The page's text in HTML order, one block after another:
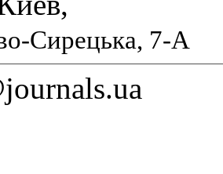
Сирецька, 7-А